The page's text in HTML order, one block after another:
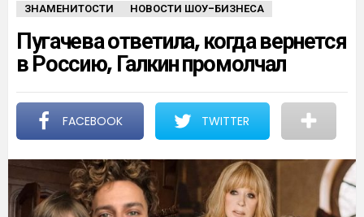
ЗНАМЕНИТОСТИ НОВОСТИ ШОУ-БИЗНЕСА
Пугачева ответила, когда вернется
в Россию, Галкин промолчал
FACEBOOK TWITTER